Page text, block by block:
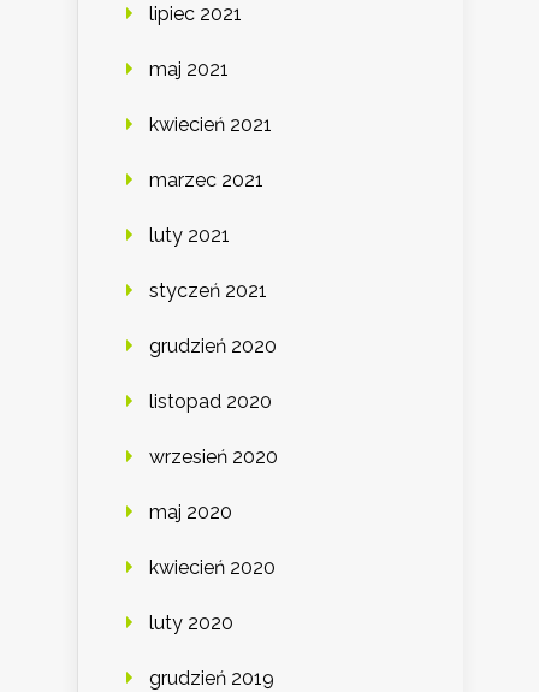
lipiec 2021
maj 2021
kwiecień 2021
marzec 2021
luty 2021
styczeń 2021
grudzień 2020
listopad 2020
wrzesień 2020
maj 2020
kwiecień 2020
luty 2020
grudzień 2019